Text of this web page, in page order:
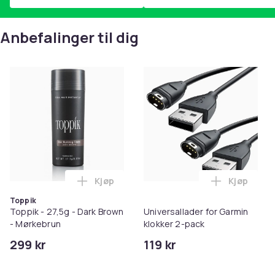
Anbefalinger til dig
Toppik
Toppik - 27,5g - Dark Brown
- Mørkebrun
299 kr
Legg Toppik - 27,5g - Dark Brown -
Kjøp
Universallader for Garmin
klokker 2-pack
119 kr
Legg
Kjøp